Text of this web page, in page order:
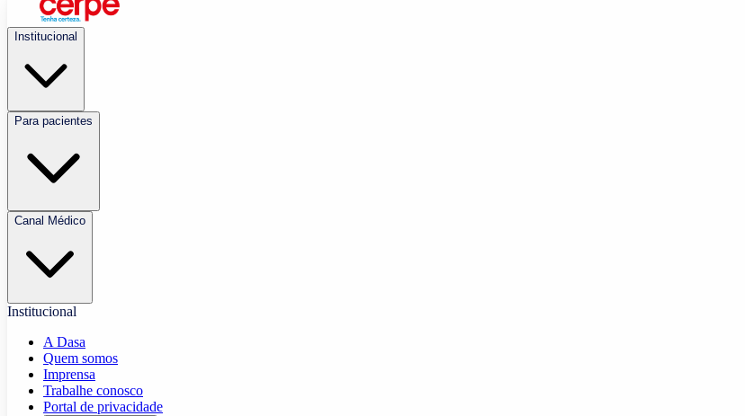
Institucional
Para pacientes
Canal Médico
Institucional
A Dasa
Quem somos
Imprensa
Trabalhe conosco
Portal de privacidade